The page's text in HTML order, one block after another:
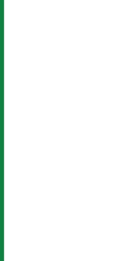
ĐĂNG
Bạn đang cần sấy mẫu
lại thông tin chúng